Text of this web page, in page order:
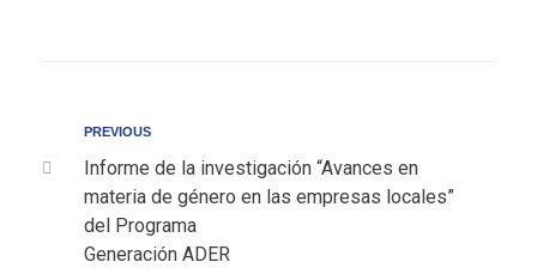
PREVIOUS
Informe de la investigación “Avances en
materia de género en las empresas locales”
del Programa
Generación ADER